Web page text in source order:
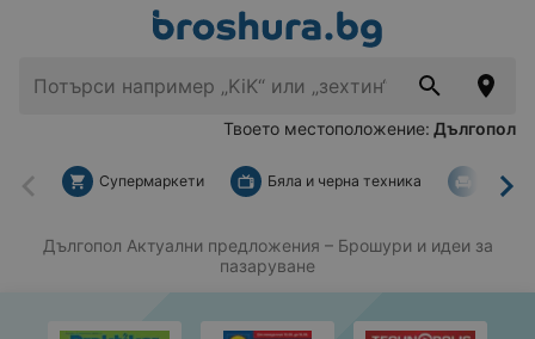
Твоето местоположение: Дългопол
Назад
Супермаркети Бяла и черна техника За
Дългопол Актуални предложения – Брошури и идеи за
пазаруване